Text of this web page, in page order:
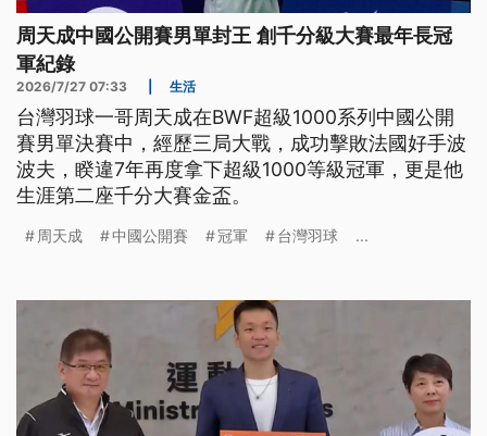
周天成中國公開賽男單封王 創千分級大賽最年長冠
軍紀錄
2026/7/27 07:33 生活
台灣羽球一哥周天成在BWF超級1000系列中國公開
賽男單決賽中，經歷三局大戰，成功擊敗法國好手波
波夫，睽違7年再度拿下超級1000等級冠軍，更是他
生涯第二座千分大賽金盃。
周天成 中國公開賽 冠軍 台灣羽球 ...